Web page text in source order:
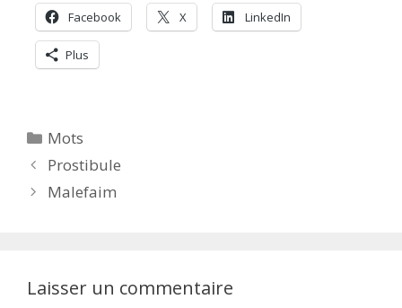
Facebook X LinkedIn
Plus
Catégories
Mots
Prostibule
Malefaim
Laisser un commentaire